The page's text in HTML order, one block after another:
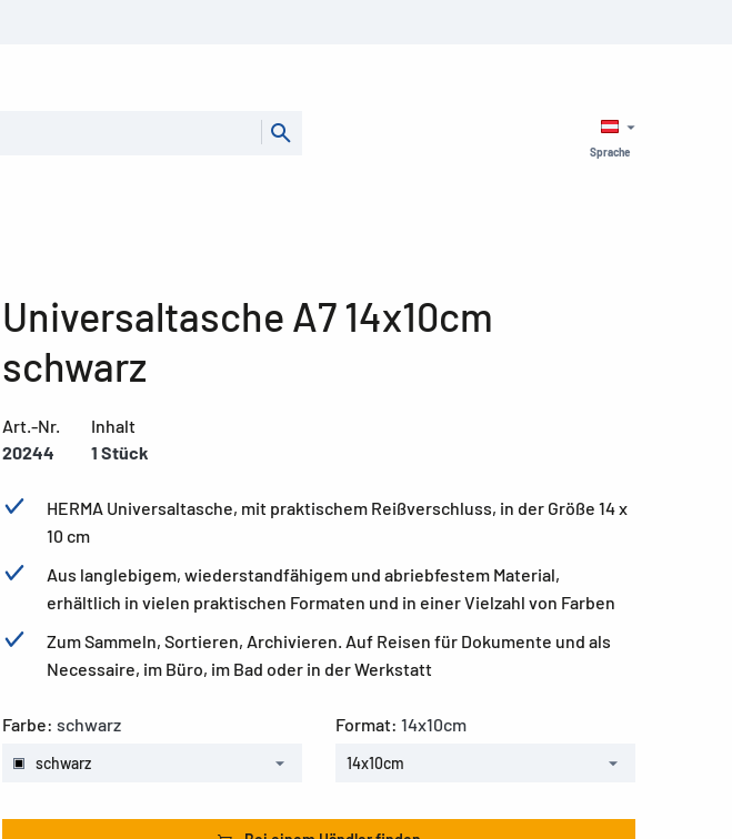
Sprache
Universaltasche A7 14x10cm
schwarz
Art.-Nr.
20244
Inhalt
1 Stück
HERMA Universaltasche, mit praktischem Reißverschluss, in der Größe 14 x
10 cm
Aus langlebigem, wiederstandfähigem und abriebfestem Material,
erhältlich in vielen praktischen Formaten und in einer Vielzahl von Farben
Zum Sammeln, Sortieren, Archivieren. Auf Reisen für Dokumente und als
Necessaire, im Büro, im Bad oder in der Werkstatt
Farbe: schwarz
schwarz
Format: 14x10cm
14x10cm